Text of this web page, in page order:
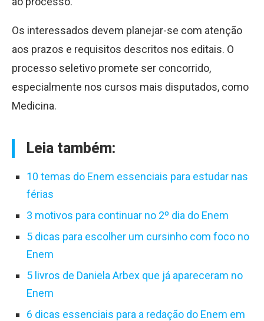
Os interessados devem planejar-se com atenção
aos prazos e requisitos descritos nos editais. O
processo seletivo promete ser concorrido,
especialmente nos cursos mais disputados, como
Medicina.
Leia também:
10 temas do Enem essenciais para estudar nas
férias
3 motivos para continuar no 2º dia do Enem
5 dicas para escolher um cursinho com foco no
Enem
5 livros de Daniela Arbex que já apareceram no
Enem
6 dicas essenciais para a redação do Enem em